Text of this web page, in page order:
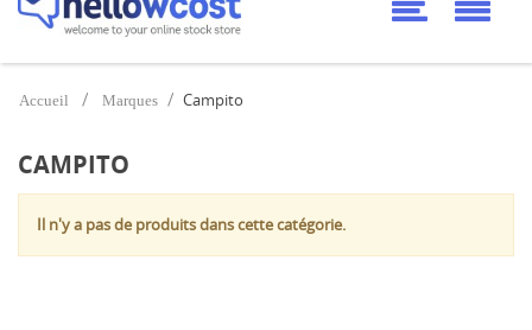
Accueil Marques Campito
CAMPITO
Il n'y a pas de produits dans cette catégorie.